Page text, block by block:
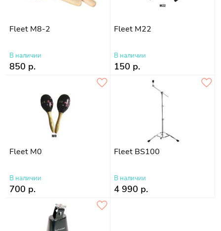
Fleet M8-2
В наличии
850 р.
Fleet M22
В наличии
150 р.
Fleet M0
В наличии
700 р.
Fleet BS100
В наличии
4 990 р.